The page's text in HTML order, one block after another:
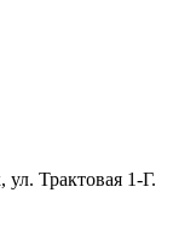
ул. Трактовая 1-Г.